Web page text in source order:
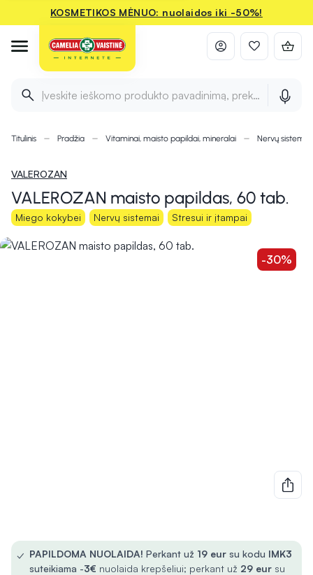
KOSMETIKOS MĖNUO: nuolaidos iki -50%!
Įveskite ieškomo produkto pavadinimą, prekės ženklą ir
Titulinis Pradžia Vitaminai, maisto papildai, mineralai Nervų sistemai
VALEROZAN
VALEROZAN maisto papildas, 60 tab.
Miego kokybei Nervų sistemai Stresui ir įtampai
-30%
✓ PAPILDOMA NUOLAIDA! Perkant už 19 eur su kodu IMK3
suteikiama -3€ nuolaida krepšeliui; perkant už 29 eur su